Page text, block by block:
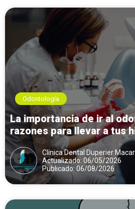
Odontología
La importancia de ir al
razones para llevar a tus
Clínica Dental Duperier
Actualizado: 06/05/2026
Publicado: 06/08/2026